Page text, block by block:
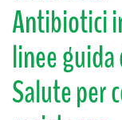
Antibiotici
linee
Salute per